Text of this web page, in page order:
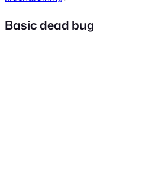
Basic dead bug